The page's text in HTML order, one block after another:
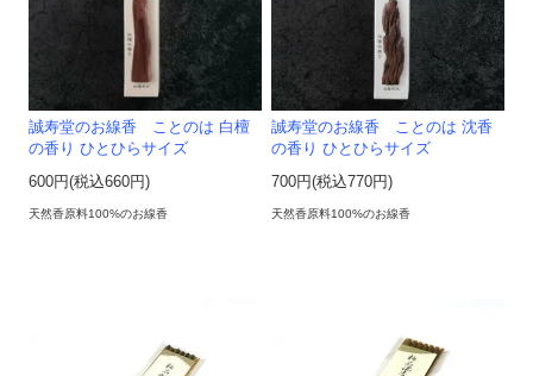
誠寿堂のお線香 ことのは 白檀
の香り ひとひらサイズ
600円(税込660円)
天然香原料100%のお線香
誠寿堂のお線香 ことのは 沈香
の香り ひとひらサイズ
700円(税込770円)
天然香原料100%のお線香